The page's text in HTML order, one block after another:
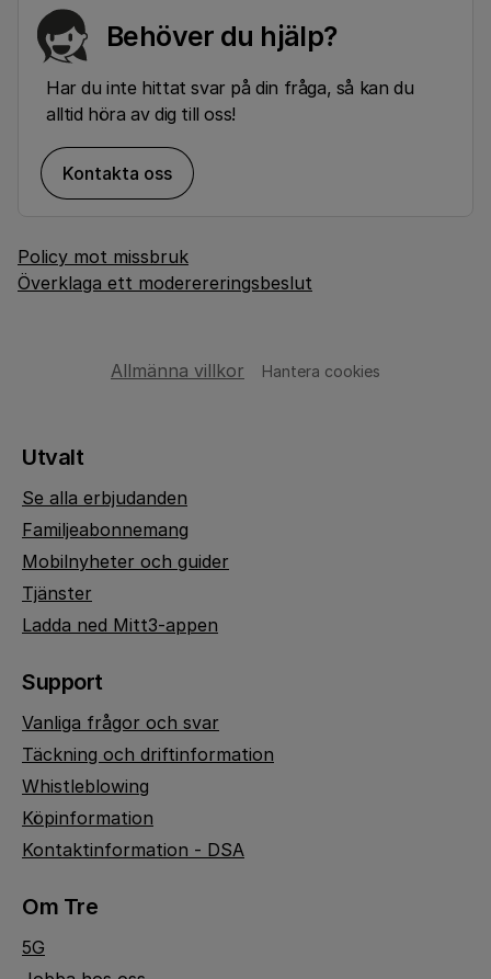
Behöver du hjälp?
Har du inte hittat svar på din fråga, så kan du
alltid höra av dig till oss!
Kontakta oss
Policy mot missbruk
Överklaga ett moderereringsbeslut
Allmänna villkor Hantera cookies
Utvalt
Se alla erbjudanden
Familjeabonnemang
Mobilnyheter och guider
Tjänster
Ladda ned Mitt3-appen
Support
Vanliga frågor och svar
Täckning och driftinformation
Whistleblowing
Köpinformation
Kontaktinformation - DSA
Om Tre
5G